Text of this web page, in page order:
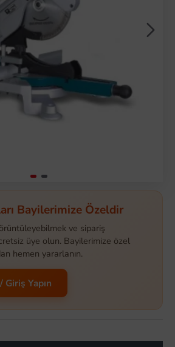
Bayilerimize Özeldir
ve sipariş
üye olun. Bayilerimize özel
hemen yararlanın.
Giriş Yapın